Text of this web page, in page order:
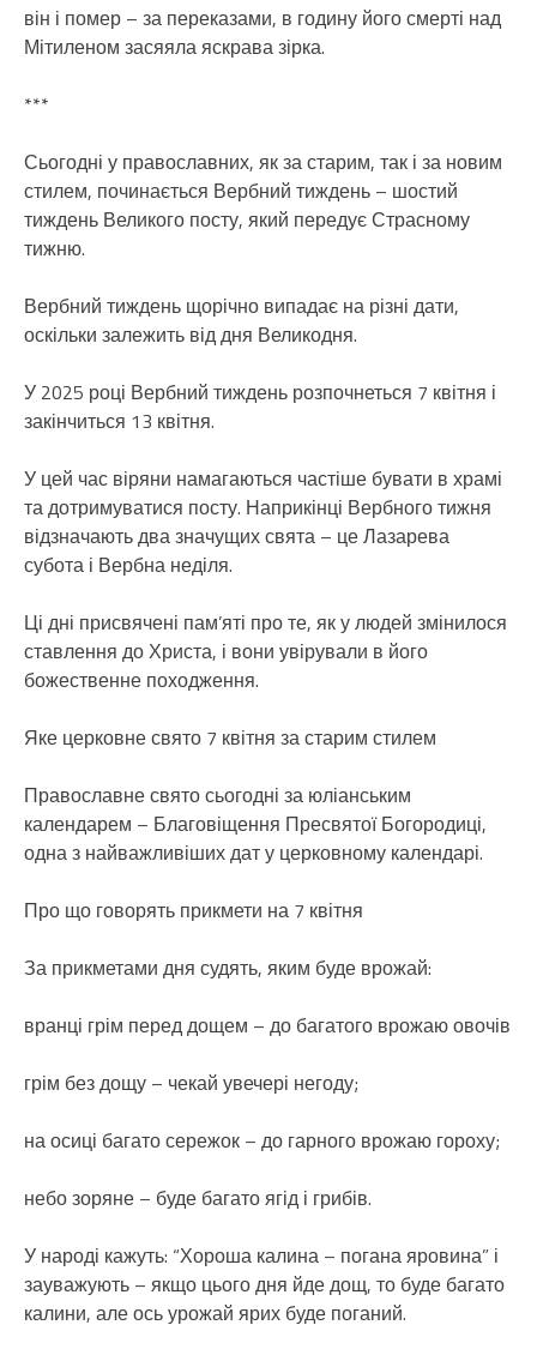
він і помер – за переказами, в годину його смерті над
Мітиленом засяяла яскрава зірка.
***
Сьогодні у православних, як за старим, так і за новим
стилем, починається Вербний тиждень – шостий
тиждень Великого посту, який передує Страсному
тижню.
Вербний тиждень щорічно випадає на різні дати,
оскільки залежить від дня Великодня.
У 2025 році Вербний тиждень розпочнеться 7 квітня і
закінчиться 13 квітня.
У цей час віряни намагаються частіше бувати в храмі
та дотримуватися посту. Наприкінці Вербного тижня
відзначають два значущих свята – це Лазарева
субота і Вербна неділя.
Ці дні присвячені пам’яті про те, як у людей змінилося
ставлення до Христа, і вони увірували в його
божественне походження.
Яке церковне свято 7 квітня за старим стилем
Православне свято сьогодні за юліанським
календарем – Благовіщення Пресвятої Богородиці,
одна з найважливіших дат у церковному календарі.
Про що говорять прикмети на 7 квітня
За прикметами дня судять, яким буде врожай:
вранці грім перед дощем – до багатого врожаю овочів
грім без дощу – чекай увечері негоду;
на осиці багато сережок – до гарного врожаю гороху;
небо зоряне – буде багато ягід і грибів.
У народі кажуть: “Хороша калина – погана яровина” і
зауважують – якщо цього дня йде дощ, то буде багато
калини, але ось урожай ярих буде поганий.